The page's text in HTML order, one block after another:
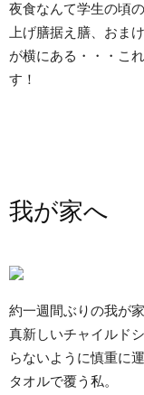
夜食なんて学生の頃
上げ膳据え膳、おま
が横にある・・・こ
す！
我が家へ
約一週間ぶりの我が
真新しいチャイルド
らないように慎重に
タオルで覆う私。